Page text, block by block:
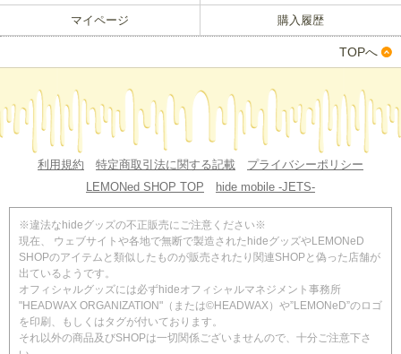
マイページ 購入履歴
TOPへ
利用規約 特定商取引法に関する記載
プライバシーポリシー
LEMONed SHOP TOP
hide mobile -JETS-
※違法なhideグッズの不正販売にご注意ください※
現在、 ウェブサイトや各地で無断で製造されたhideグッズやLEMONeD
SHOPのアイテムと類似したものが販売されたり関連SHOPと偽った店舗が
出ているようです。
オフィシャルグッズには必ずhideオフィシャルマネジメント事務所
"HEADWAX ORGANIZATION"（または©HEADWAX）や”LEMONeD”のロゴ
を印刷、もしくはタグが付いております。
それ以外の商品及びSHOPは一切関係ございませんので、十分ご注意下さ